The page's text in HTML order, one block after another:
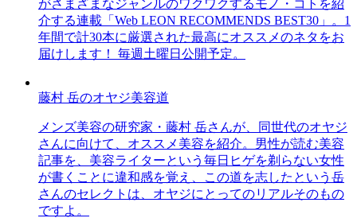
がさまざまなジャンルのワクワクするモノ・コトを紹
介する連載「Web LEON RECOMMENDS BEST30」。1
年間で計30本に厳選された最高にオススメのネタをお
届けします！ 毎週土曜日公開予定。
藤村 岳のオヤジ美容道
メンズ美容の研究家・藤村 岳さんが、同世代のオヤジ
さんに向けて、オススメ美容を紹介。男性が読む美容
記事を、美容ライターという毎日ヒゲを剃らない女性
が書くことに違和感を覚え、この道を志したという岳
さんのセレクトは、オヤジにとってのリアルそのもの
ですよ。